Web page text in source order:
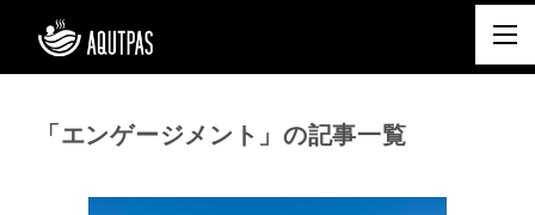
「エンゲージメント」の記事一覧